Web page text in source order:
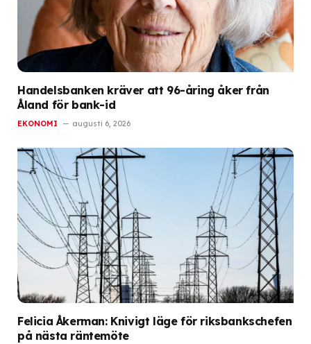
Handelsbanken kräver att 96-åring åker från
Åland för bank-id
EKONOMI augusti 6, 2026
Felicia Åkerman: Knivigt läge för riksbankschefen
på nästa räntemöte